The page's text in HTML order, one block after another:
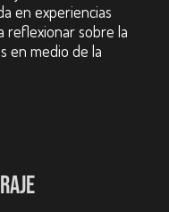
de Cine de Cartagena de
de Cine de las Alturas.
en experiencias
reflexionar sobre la
en medio de la